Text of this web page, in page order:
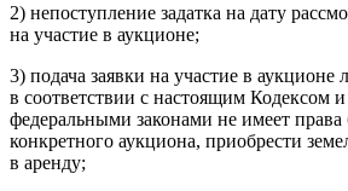
2) непоступление задатка на дату
на участие в аукционе;
3) подача заявки на участие в аукционе
в соответствии с настоящим Кодексом
федеральными законами не имеет
конкретного аукциона, приобрести
в аренду;